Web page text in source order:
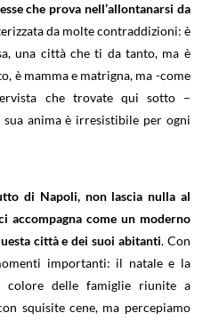
che prova nell’allontanarsi da
da molte contraddizioni: è
una città che ti da tanto, ma è
è mamma e matrigna, ma -come
che trovate qui sotto –
sua anima è irresistibile per ogni
di Napoli, non lascia nulla al
accompagna come un moderno
città e dei suoi abitanti. Con
importanti: il natale e la
colore delle famiglie riunite a
squisite cene, ma percepiamo